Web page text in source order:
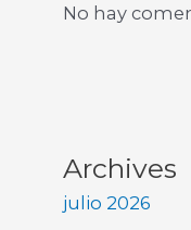
No hay
Archives
julio 2026